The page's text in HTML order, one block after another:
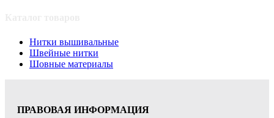
Нитки вышивальные
Швейные нитки
Шовные материалы
ПРАВОВАЯ ИНФОРМАЦИЯ